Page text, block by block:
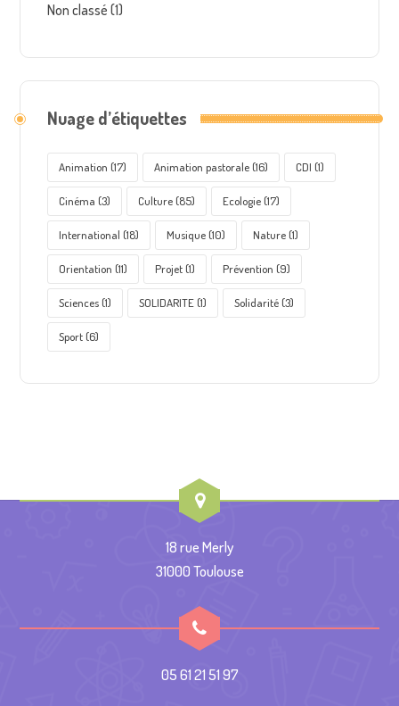
Non classé (1)
Nuage d’étiquettes
Animation (17) Animation pastorale(16) CDI (1)
Cinéma (3) Culture(85) Ecologie(17)
International (18) Musique(10) Nature(1)
Orientation (11) Projet(1) Prévention (9)
Sciences(1) SOLIDARITE(1) Solidarité(3)
Sport(6)
18 rue Merly
31000 Toulouse
05 61 21 51 97